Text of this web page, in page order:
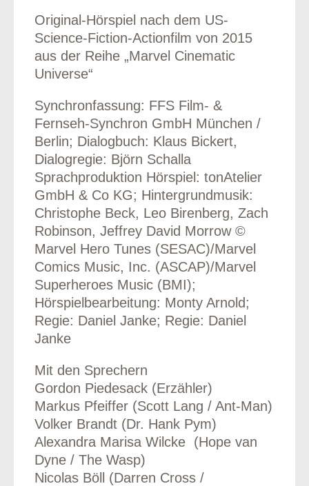
Original-Hörspiel nach dem US-
Science-Fiction-Actionfilm von 2015
aus der Reihe „Marvel Cinematic
Universe“
Synchronfassung: FFS Film- &
Fernseh-Synchron GmbH München /
Berlin; Dialogbuch: Klaus Bickert,
Dialogregie: Björn Schalla
Sprachproduktion Hörspiel: tonAtelier
GmbH & Co KG; Hintergrundmusik:
Christophe Beck, Leo Birenberg, Zach
Robinson, Jeffrey David Morrow ©
Marvel Hero Tunes (SESAC)/Marvel
Comics Music, Inc. (ASCAP)/Marvel
Superheroes Music (BMI);
Hörspielbearbeitung: Monty Arnold;
Regie: Daniel Janke; Regie: Daniel
Janke
Mit den Sprechern
Gordon Piedesack (Erzähler)
Markus Pfeiffer (Scott Lang / Ant-Man)
Volker Brandt (Dr. Hank Pym)
Alexandra Marisa Wilcke (Hope van
Dyne / The Wasp)
Nicolas Böll (Darren Cross /